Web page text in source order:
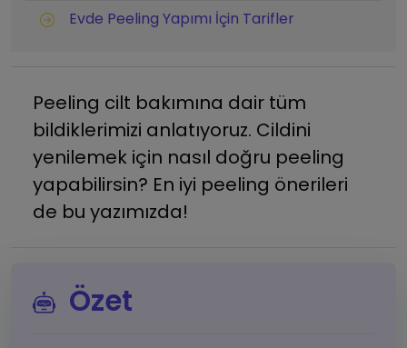
Evde Peeling Yapımı İçin Tarifler
Peeling cilt bakımına dair tüm
bildiklerimizi anlatıyoruz. Cildini
yenilemek için nasıl doğru peeling
yapabilirsin? En iyi peeling önerileri
de bu yazımızda!
Özet